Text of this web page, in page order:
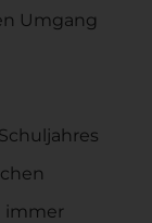
Umgang
immer